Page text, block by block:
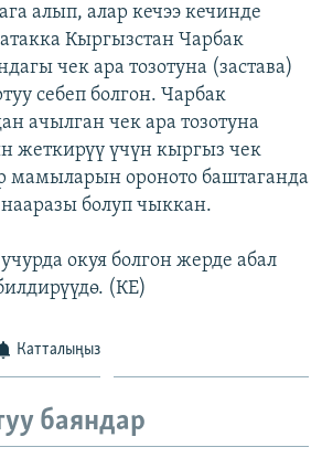
алып, алар кечээ кечинде
Кыргызстан Чарбак
чек ара тозотуна (застава)
себеп болгон. Чарбак
ачылган чек ара тозотуна
жеткирүү үчүн кыргыз чек
мамыларын ороното баштаганда
болуп чыккан.
окуя болгон жерде абал
(КЕ)
Катталыңыз
баяндар